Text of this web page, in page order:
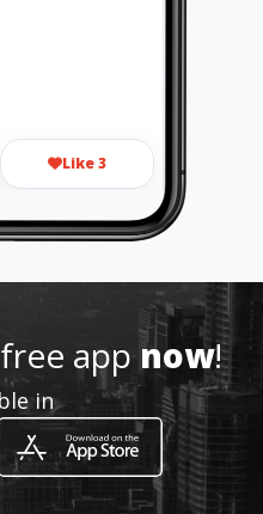
Like 3
-
appnow!
in